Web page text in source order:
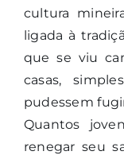
cultura
ligada à
que se viu
casas,
pudessem
Quantos
renegar seu